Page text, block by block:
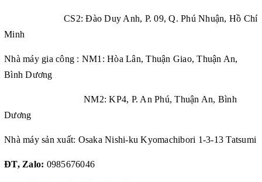
CS2: Đào Duy Anh, P. 09, Q. Phú Nhuận, Hồ Chí
Minh
Nhà máy gia công : NM1: Hòa Lân, Thuận Giao, Thuận An,
Bình Dương
NM2: KP4, P. An Phú, Thuận An, Bình
Dương
Nhà máy sản xuất: Osaka Nishi-ku Kyomachibori 1-3-13 Tatsumi
ĐT, Zalo: 0985676046